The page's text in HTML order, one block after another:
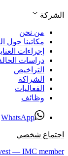
الشركة
من نحن
مكاتبنا حول
إجراءات
دراسات
التراخيص
الشراكة
الفعاليات
وظائف
WhatsApp
اجتماع شخصي
— IMC member